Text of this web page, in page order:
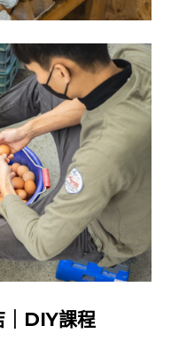
｜DIY課程